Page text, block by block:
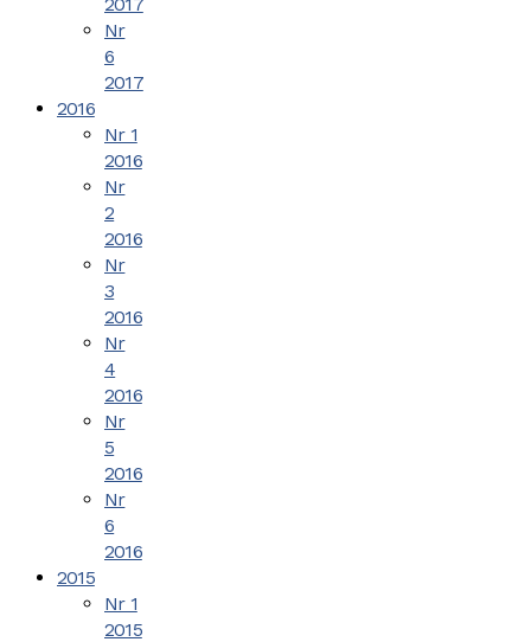
Nr
6
2017
2016
Nr 1
2016
Nr
2
2016
Nr
3
2016
Nr
4
2016
Nr
5
2016
Nr
6
2016
2015
Nr 1
2015